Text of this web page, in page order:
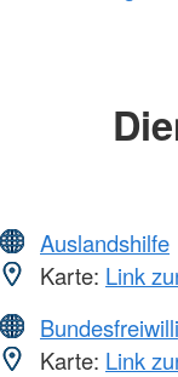
Auslandshilfe
Karte: Link
Karte: Link